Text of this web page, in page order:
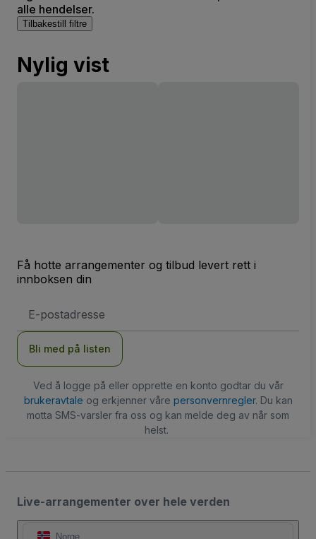
alle hendelser.
Tilbakestill filtre
Nylig vist
Få hotte arrangementer og tilbud levert rett i
innboksen din
postadresse
Bli med på listen
Ved å logge på eller opprette en konto godtar du vår
brukeravtale og erkjenner våre personvernregler. Du kan
motta SMS-varsler fra oss og kan melde deg av når som
helst.
Live-arrangementer over hele verden
Norge